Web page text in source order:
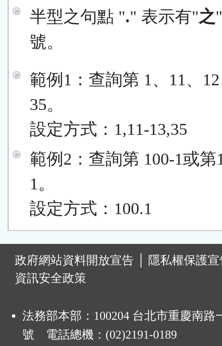
半型之句點 "." 表示有"之
號。
範例1：查詢第 1、11、
35。
設定方式：1,11-13,35
範例2：查詢第 100-1或第
1。
設定方式：100.1
政府網站資料開放宣告
隱私權保護
資訊安全政策
法務部本部：100204 台北市重慶南路
號 電話總機：(02)2191-0189